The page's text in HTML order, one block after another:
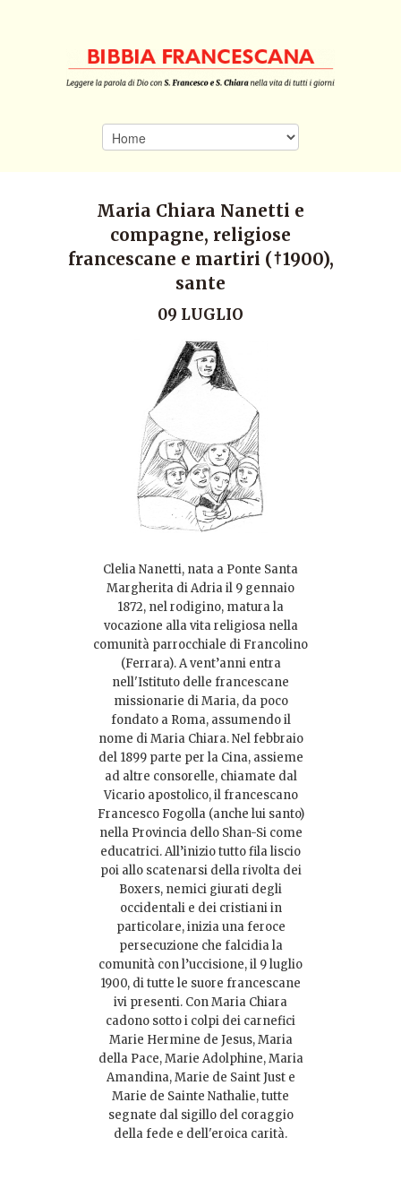
Maria Chiara Nanetti e
compagne, religiose
francescane e martiri (†1900),
sante
09 LUGLIO
Clelia Nanetti, nata a Ponte Santa
Margherita di Adria il 9 gennaio
1872, nel rodigino, matura la
vocazione alla vita religiosa nella
comunità parrocchiale di Francolino
(Ferrara). A vent’anni entra
nell'Istituto delle francescane
missionarie di Maria, da poco
fondato a Roma, assumendo il
nome di Maria Chiara. Nel febbraio
del 1899 parte per la Cina, assieme
ad altre consorelle, chiamate dal
Vicario apostolico, il francescano
Francesco Fogolla (anche lui santo)
nella Provincia dello Shan-Si come
educatrici. All’inizio tutto fila liscio
poi allo scatenarsi della rivolta dei
Boxers, nemici giurati degli
occidentali e dei cristiani in
particolare, inizia una feroce
persecuzione che falcidia la
comunità con l’uccisione, il 9 luglio
1900, di tutte le suore francescane
ivi presenti. Con Maria Chiara
cadono sotto i colpi dei carnefici
Marie Hermine de Jesus, Maria
della Pace, Marie Adolphine, Maria
Amandina, Marie de Saint Just e
Marie de Sainte Nathalie, tutte
segnate dal sigillo del coraggio
della fede e dell'eroica carità.